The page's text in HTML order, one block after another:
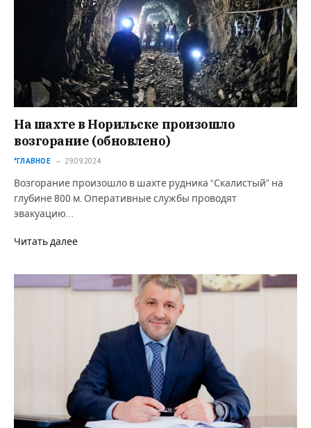
На шахте в Норильске произошло
возгорание (обновлено)
*ГЛАВНОЕ 29.09.2024
Возгорание произошло в шахте рудника “Скалистый” на
глубине 800 м. Оперативные службы проводят
эвакуацию…
Читать далее